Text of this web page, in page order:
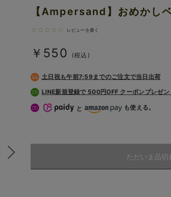
【Ampersand】おめかし
レビューを書く
￥550 (税込)
土日祝も午前7:59までのご注文で当日出荷
LINE新規登録で 500円OFF クーポンプレゼン
と も使える。
ただいま品切